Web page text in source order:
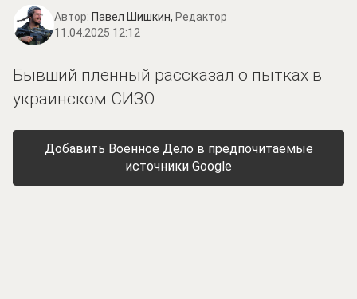
Автор: Павел Шишкин, Редактор
11.04.2025 12:12
Бывший пленный рассказал о пытках в
украинском СИЗО
Добавить Военное Дело в предпочитаемые
источники Google